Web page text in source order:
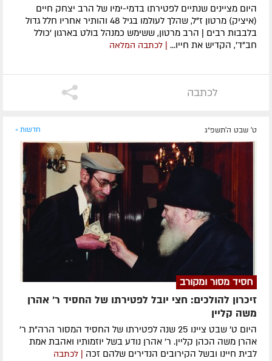
היום מציינים שנתיים לפטירתו בדמי-ימיו של הרב יצחק חיים
(איציק) מרטון ז"ל, שהלך לעולמו בגיל 48 והותיר אחריו חלל גדול
בלבבות רבים | הרב מרטון, ששימש כמנהל בולט בארגון 'כולל
חב"ד', הקדיש את חייו... | לכתבה המלאה
לכתבה
ט' שבט ה׳תשפ״ג חדשות »
חסיד מסור ומקורב
זיכרון להולכים: חצי יובל לפטירתו של החסיד ר' אהרן
משה קליין
היום ט' שבט ציינו 25 שנה לפטירתו של החסיד המסור הרה"ת ר'
אהרן משה הכהן קליין. ר' אהרן נודע בשל יוזמותיו ואהבת אמת
לבית חיינו ובשל הקירובים הנדירים שלהם זכה
| לכתבה